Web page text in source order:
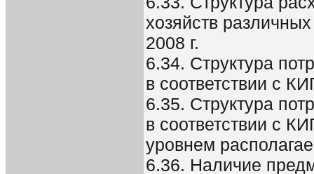
хозяйств
2008 г.
6.34. Структура
в соответствии с
6.35. Структура
в соответствии с
уровнем
6.36. Наличие